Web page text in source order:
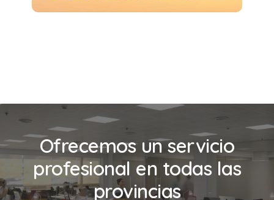
Ofrecemos un servicio
profesional en todas las
provincias